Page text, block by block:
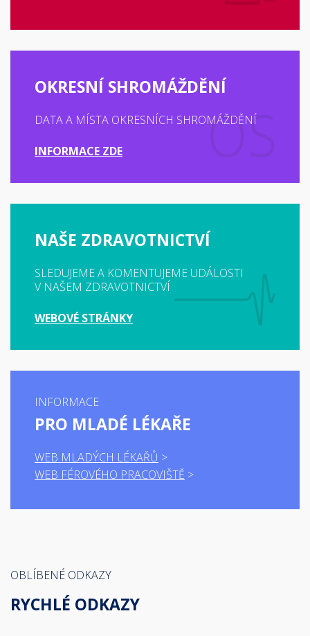
OKRESNÍ SHROMÁŽDĚNÍ
DATA A MÍSTA OKRESNÍCH SHROMÁŽDĚNÍ
INFORMACE ZDE
NAŠE ZDRAVOTNICTVÍ
SLEDUJEME A KOMENTUJEME UDÁLOSTI
V NAŠEM ZDRAVOTNICTVÍ
WEBOVÉ STRÁNKY
INFORMACE
PRO MLADÉ LÉKAŘE
WEB MLADÝCH LÉKAŘŮ
WEB FÉROVÉHO PRACOVIŠTĚ
OBLÍBENÉ ODKAZY
RYCHLÉ ODKAZY